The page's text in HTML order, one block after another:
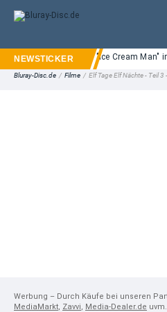
Neuer Eli-Roth-Horror "Ice Cream
Bluray-Disc.de / Filme / Elf Tage Elf Nächte - Teil
Werbung – Durch Käufe bei unseren
MediaMarkt, Zavvi, Media-Dealer.de